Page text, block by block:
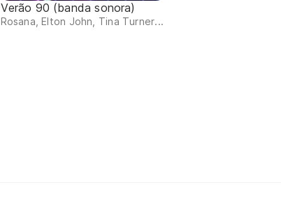
Verão 90 (banda sonora)
Rosana, Elton John, Tina Turner...